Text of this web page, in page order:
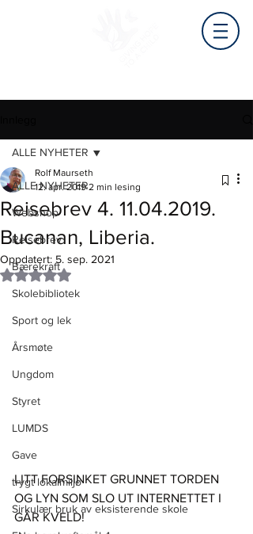
ALLE NYHETER
Webshop
Reisebrev
Bærekraft
Skolebibliotek
Sport og lek
Årsmøte
Ungdom
Styret
LUMDS
Gave
trygt lokalmiljø
Sirkulær bruk av eksisterende skole
ALLE NYHETER
Reisebrev 4. 11.04.2019.
Bucanan, Liberia.
Rolf Maurseth
12. apr. 2019 2 min lesing
Oppdatert: 5. sep. 2021
Gitt NaN av 5 stjerner.
LITT FORSINKET GRUNNET TORDEN
OG LYN SOM SLO UT INTERNETTET I
GÅR KVELD!